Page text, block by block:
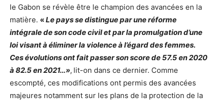
le Gabon se révèle être le champion des avancées en la
matière. «Le pays se distingue par une réforme
intégrale de son code civil et par la promulgation d’une
loi visant à éliminer la violence à l’égard des femmes.
Ces évolutions ont fait passer son score de 57.5 en 2020
à 82.5 en 2021…», lit-on dans ce dernier. Comme
escompté, ces modifications ont permis des avancées
majeures notamment sur les plans de la protection de la